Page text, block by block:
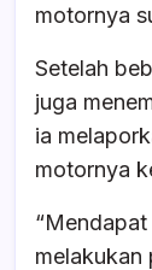
motornya
Setelah
juga
ia
motornya
melakukan